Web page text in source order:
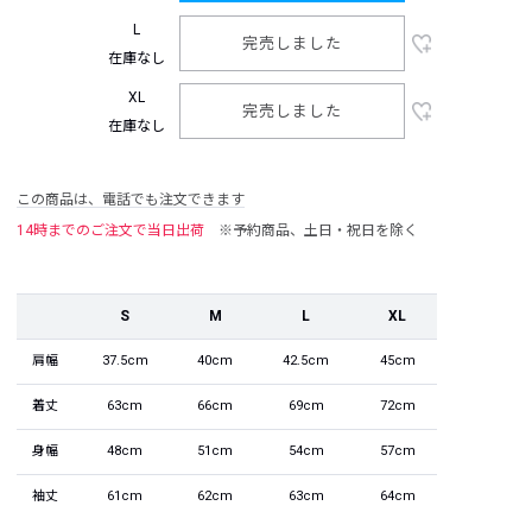
L
在庫なし
完売しました
XL
在庫なし
完売しました
この商品は、電話でも注文できます
14時までのご注文で当日出荷
※予約商品、土日・祝日を除く
S M L XL
肩幅 37.5cm 40cm 42.5cm 45cm
着丈 63cm 66cm 69cm 72cm
身幅 48cm 51cm 54cm 57cm
袖丈 61cm 62cm 63cm 64cm